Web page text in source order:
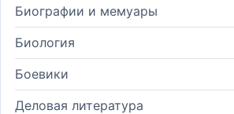
Биографии и мемуары
Биология
Боевики
Деловая литература